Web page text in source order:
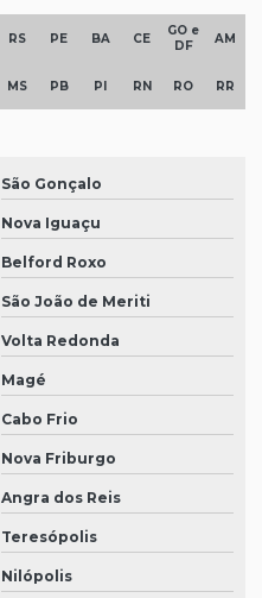
RS PE BA CE
GO e
DF
AM
MS PB PI RN RO RR
São Gonçalo
Nova Iguaçu
Belford Roxo
São João de Meriti
Volta Redonda
Magé
Cabo Frio
Nova Friburgo
Angra dos Reis
Teresópolis
Nilópolis